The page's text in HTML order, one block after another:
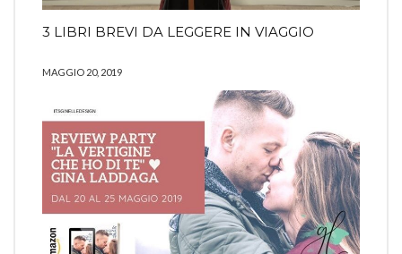
3 LIBRI BREVI DA LEGGERE IN VIAGGIO
MAGGIO 20, 2019